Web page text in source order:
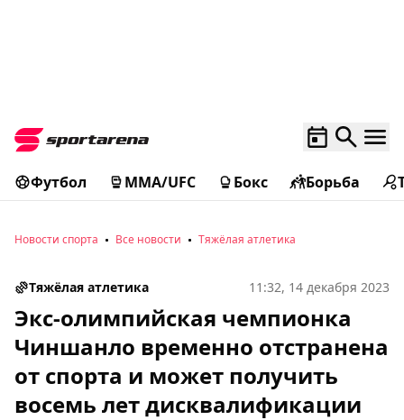
Футбол MMA/UFC Бокс Борьба
Новости спорта Все новости Тяжёлая атлетика
Тяжёлая атлетика 11:32, 14 декабря 2023
Экс-олимпийская чемпионка
Чиншанло временно отстранена
от спорта и может получить
восемь лет дисквалификации